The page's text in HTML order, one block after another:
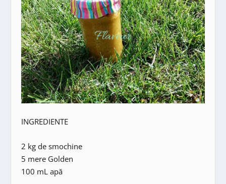
INGREDIENTE
2 kg de smochine
5 mere Golden
100 mL apă